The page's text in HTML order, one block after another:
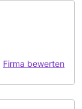
Firma bewerten